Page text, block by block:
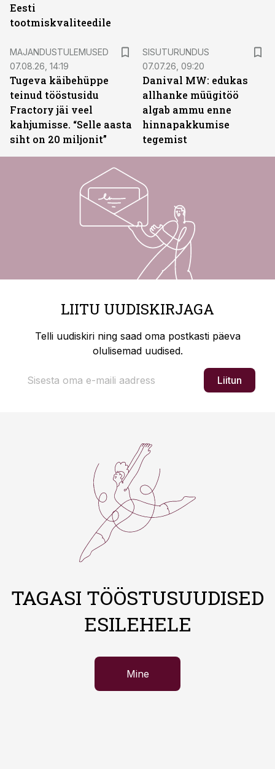
Eesti
tootmiskvaliteedile
MAJANDUSTULEMUSED
07.08.26, 14:19
Tugeva käibehüppe
teinud tööstusidu
Fractory jäi veel
kahjumisse. “Selle aasta
siht on 20 miljonit”
SISUTURUNDUS
07.07.26, 09:20
Danival MW: edukas
allhanke müügitöö
algab ammu enne
hinnapakkumise
tegemist
LIITU UUDISKIRJAGA
Telli uudiskiri ning saad oma postkasti päeva
olulisemad uudised.
Liitun
TAGASI TÖÖSTUSUUDISED
ESILEHELE
Mine